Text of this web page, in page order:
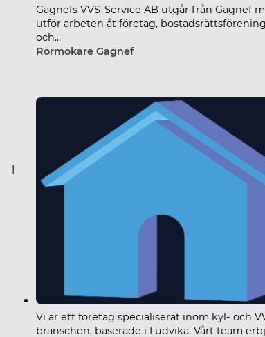
Gagnefs VVS-Service AB utgår från Gagnef
utför arbeten åt företag,
och...
Rörmokare Gagnef
Vi är ett företag specialiserat inom kyl- och
branschen, baserade i Ludvika. Vårt team